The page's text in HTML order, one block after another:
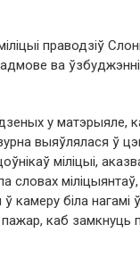
праводзіў
ва
у матэрыяле,
выяўлялася ў
міліцыі,
словах
ў камеру біла
каб замкнуць